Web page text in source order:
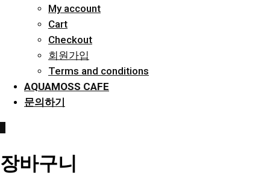
My account
Cart
Checkout
회원가입
Terms and conditions
AQUAMOSS CAFE
문의하기
장바구니